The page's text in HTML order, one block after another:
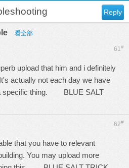
Reply
看全部
61#
upload that him and i definitely
actually not each day we have
a specific thing. BLUE SALT
62#
that you have to relevant
You may upload more